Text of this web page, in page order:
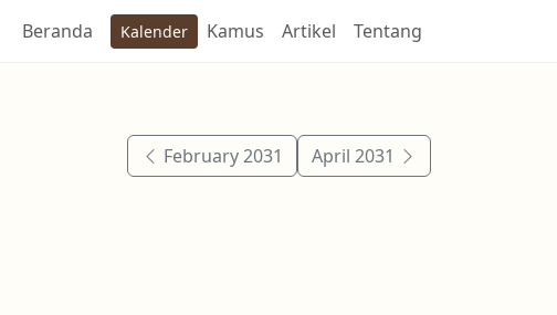
Beranda Kalender Kamus Artikel Tentang
February 2031 April 2031